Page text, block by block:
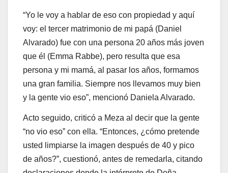
“Yo le voy a hablar de eso con propiedad y aquí
voy: el tercer matrimonio de mi papá (Daniel
Alvarado) fue con una persona 20 años más joven
que él (Emma Rabbe), pero resulta que esa
persona y mi mamá, al pasar los años, formamos
una gran familia. Siempre nos llevamos muy bien
y la gente vio eso”, mencionó Daniela Alvarado.
Acto seguido, criticó a Meza al decir que la gente
“no vio eso” con ella. “Entonces, ¿cómo pretende
usted limpiarse la imagen después de 40 y pico
de años?”, cuestionó, antes de remedarla, citando